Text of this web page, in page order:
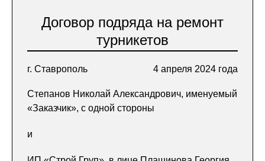
Договор подряда на ремонт
турникетов
г. Ставрополь 4 апреля 2024 года
Степанов Николай Александрович, именуемый
«Заказчик», с одной стороны
и